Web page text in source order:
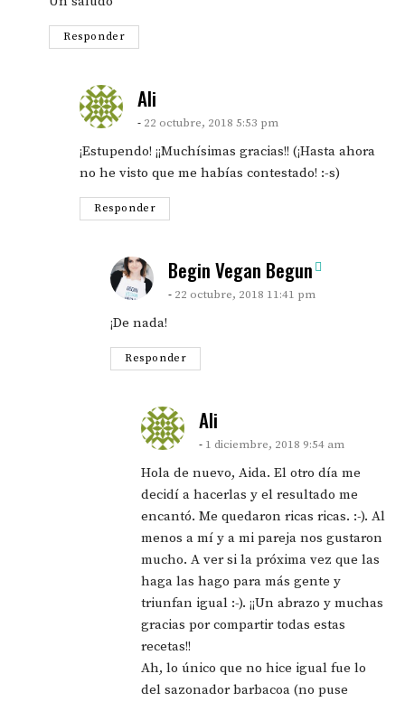
Responder
Ali
22 octubre, 2018 5:53 pm
¡Estupendo! ¡¡Muchísimas gracias!! (¡Hasta ahora
no he visto que me habías contestado! :-s)
Responder
Begin Vegan Begun
22 octubre, 2018 11:41 pm
¡De nada!
Responder
Ali
1 diciembre, 2018 9:54 am
Hola de nuevo, Aida. El otro día me
decidí a hacerlas y el resultado me
encantó. Me quedaron ricas ricas. :-). Al
menos a mí y a mi pareja nos gustaron
mucho. A ver si la próxima vez que las
haga las hago para más gente y
triunfan igual :-). ¡¡Un abrazo y muchas
gracias por compartir todas estas
recetas!!
Ah, lo único que no hice igual fue lo
del sazonador barbacoa (no puse